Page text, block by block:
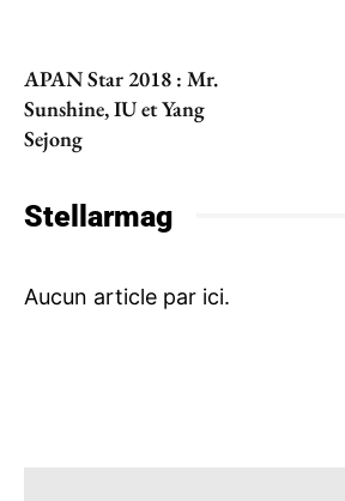
APAN Star 2018 : Mr.
Sunshine, IU et Yang
Sejong
Stellarmag